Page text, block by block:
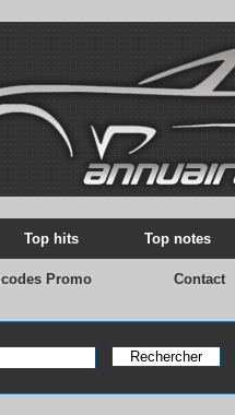
Top hits Top notes
codes Promo Contact